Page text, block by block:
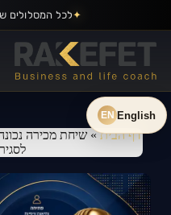
✦לכל המסלולים
דף הבית» שיחת מכירה
EN English